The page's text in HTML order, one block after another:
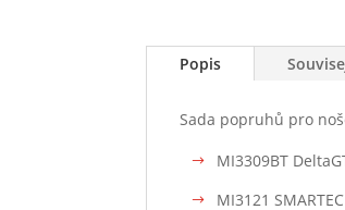
Popis
Sada popruhů pro
MI3309BT
MI3121